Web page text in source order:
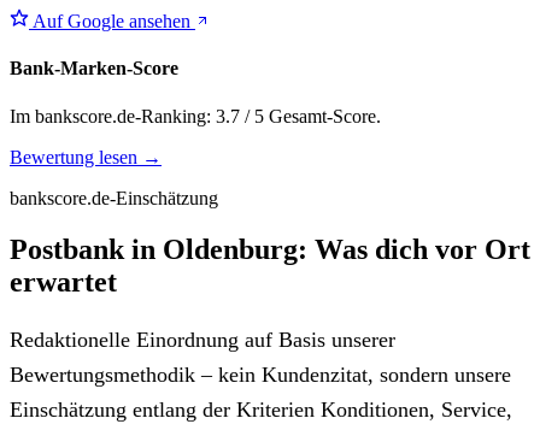
Auf Google ansehen
Bank-Marken-Score
Im bankscore.de-Ranking: 3.7 / 5 Gesamt-Score.
Bewertung lesen →
bankscore.de-Einschätzung
Postbank in Oldenburg: Was dich vor Ort
erwartet
Redaktionelle Einordnung auf Basis unserer
Bewertungsmethodik – kein Kundenzitat, sondern unsere
Einschätzung entlang der Kriterien Konditionen, Service,